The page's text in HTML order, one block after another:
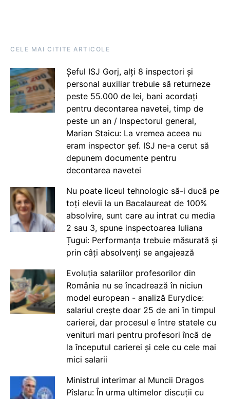
CELE MAI CITITE ARTICOLE
Șeful ISJ Gorj, alți 8 inspectori și
personal auxiliar trebuie să returneze
peste 55.000 de lei, bani acordați
pentru decontarea navetei, timp de
peste un an / Inspectorul general,
Marian Staicu: La vremea aceea nu
eram inspector șef. ISJ ne-a cerut să
depunem documente pentru
decontarea navetei
Nu poate liceul tehnologic să-i ducă pe
toți elevii la un Bacalaureat de 100%
absolvire, sunt care au intrat cu media
2 sau 3, spune inspectoarea Iuliana
Țugui: Performanța trebuie măsurată și
prin câți absolvenți se angajează
Evoluția salariilor profesorilor din
România nu se încadrează în niciun
model european - analiză Eurydice:
salariul crește doar 25 de ani în timpul
carierei, dar procesul e între statele cu
venituri mari pentru profesori încă de
la începutul carierei și cele cu cele mai
mici salarii
Ministrul interimar al Muncii Dragos
Pîslaru: În urma ultimelor discuții cu